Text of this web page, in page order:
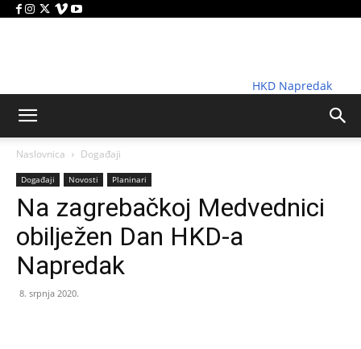
HKD Napredak
Naslovnica Događaji
Događaji Novosti Planinari
Na zagrebačkoj Medvednici
obilježen Dan HKD-a
Napredak
8. srpnja 2020.